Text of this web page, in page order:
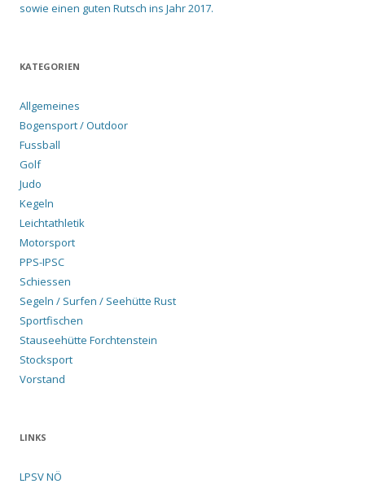
sowie einen guten Rutsch ins Jahr 2017.
KATEGORIEN
Allgemeines
Bogensport / Outdoor
Fussball
Golf
Judo
Kegeln
Leichtathletik
Motorsport
PPS-IPSC
Schiessen
Segeln / Surfen / Seehütte Rust
Sportfischen
Stauseehütte Forchtenstein
Stocksport
Vorstand
LINKS
LPSV NÖ